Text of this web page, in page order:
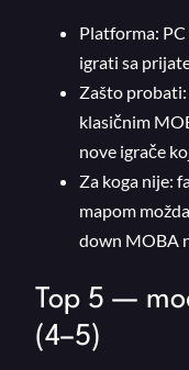
Platforma:
igrati sa
Zašto
klasičnim
nove igrače
Za koga nije:
mapom
down MOBA
Top 5 —
(4–5)